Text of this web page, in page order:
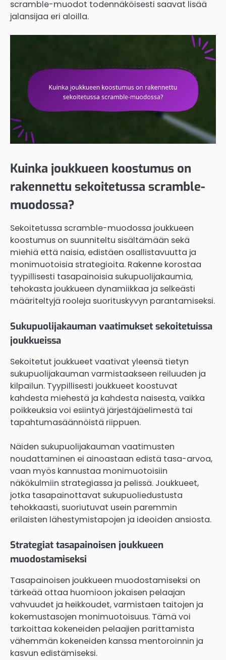
scramble-muodot todennäköisesti saavat lisää
jalansijaa eri aloilla.
Kuinka joukkueen koostumus on
rakennettu sekoitetussa scramble-
muodossa?
Sekoitetussa scramble-muodossa joukkueen
koostumus on suunniteltu sisältämään sekä
miehiä että naisia, edistäen osallistavuutta ja
monimuotoisia strategioita. Rakenne korostaa
tyypillisesti tasapainoisia sukupuolijakaumia,
tehokasta joukkueen dynamiikkaa ja selkeästi
määriteltyjä rooleja suorituskyvyn parantamiseksi.
Sukupuolijakauman vaatimukset sekoitetuissa
joukkueissa
Sekoitetut joukkueet vaativat yleensä tietyn
sukupuolijakauman varmistaakseen reiluuden ja
kilpailun. Tyypillisesti joukkueet koostuvat
kahdesta miehestä ja kahdesta naisesta, vaikka
poikkeuksia voi esiintyä järjestäjäelimestä tai
tapahtumasäännöistä riippuen.
Näiden sukupuolijakauman vaatimusten
noudattaminen ei ainoastaan edistä tasa-arvoa,
vaan myös kannustaa monimuotoisiin
näkökulmiin strategiassa ja pelissä. Joukkueet,
jotka tasapainottavat sukupuoliedustusta
tehokkaasti, suoriutuvat usein paremmin
erilaisten lähestymistapojen ja ideoiden ansiosta.
Strategiat tasapainoisen joukkueen
muodostamiseksi
Tasapainoisen joukkueen muodostamiseksi on
tärkeää ottaa huomioon jokaisen pelaajan
vahvuudet ja heikkoudet, varmistaen taitojen ja
kokemustasojen monimuotoisuus. Tämä voi
tarkoittaa kokeneiden pelaajien parittamista
vähemmän kokeneiden kanssa mentoroinnin ja
kasvun edistämiseksi.